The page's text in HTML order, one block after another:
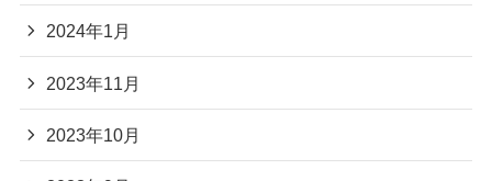
2024年1月
2023年11月
2023年10月